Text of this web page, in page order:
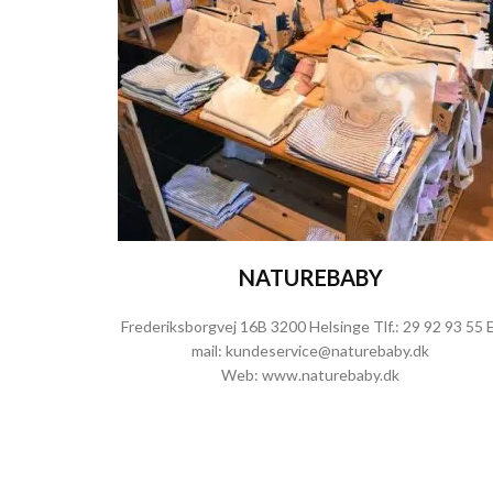
NATUREBABY
Frederiksborgvej 16B 3200 Helsinge Tlf.: 29 92 93 55
mail: kundeservice@naturebaby.dk
Web: www.naturebaby.dk